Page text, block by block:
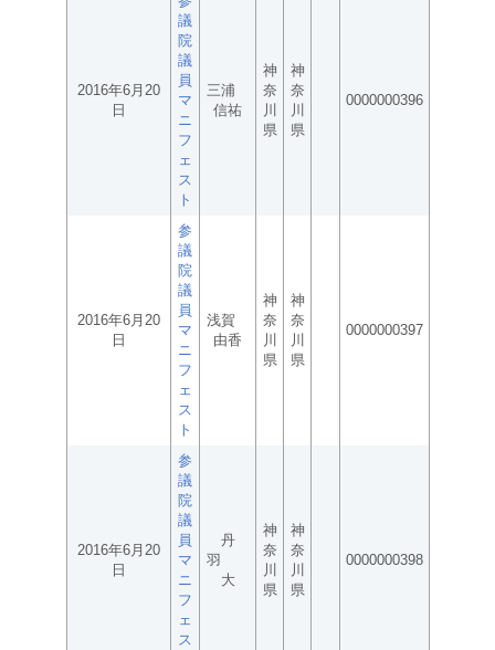
2016年6月20
日
議
院
議
員
マ
ニ
フ
ェ
ス
ト
三浦
信祐
神
奈
川
県
神
奈
川
県
0000000396
2016年6月20
日
参
議
院
議
員
マ
ニ
フ
ェ
ス
ト
浅賀
由香
神
奈
川
県
神
奈
川
県
0000000397
2016年6月20
日
参
議
院
議
員
マ
ニ
フ
ェ
ス
丹
羽
大
神
奈
川
県
神
奈
川
県
0000000398